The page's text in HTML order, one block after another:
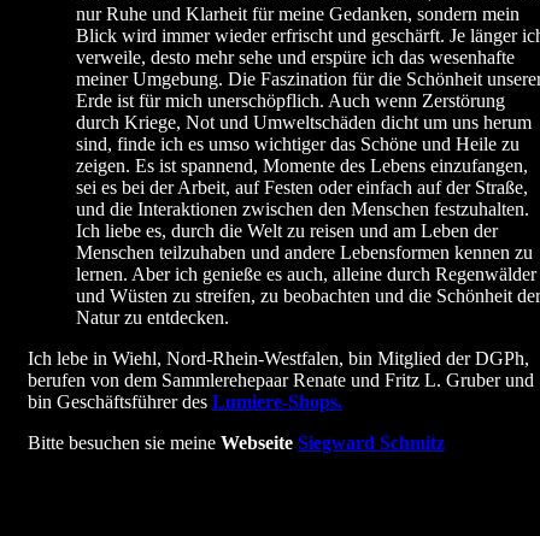
nur Ruhe und Klarheit für meine Gedanken, sondern mein
Blick wird immer wieder erfrischt und geschärft. Je länger
verweile, desto mehr sehe und erspüre ich das wesenhafte
meiner Umgebung. Die Faszination für die Schönheit
Erde ist für mich unerschöpflich. Auch wenn Zerstörung
durch Kriege, Not und Umweltschäden dicht um uns herum
sind, finde ich es umso wichtiger das Schöne und Heile zu
zeigen. Es ist spannend, Momente des Lebens einzufangen,
sei es bei der Arbeit, auf Festen oder einfach auf der Straße,
und die Interaktionen zwischen den Menschen festzuhalten.
Ich liebe es, durch die Welt zu reisen und am Leben der
Menschen teilzuhaben und andere Lebensformen kennen zu
lernen. Aber ich genieße es auch, alleine durch Regenwälder
und Wüsten zu streifen, zu beobachten und die Schönheit der
Natur zu entdecken.
Ich lebe in Wiehl, Nord-Rhein-Westfalen, bin Mitglied der DGPh,
berufen von dem Sammlerehepaar Renate und Fritz L. Gruber und
bin Geschäftsführer des Lumiere-Shops.
Bitte besuchen sie meine Webseite Siegward Schmitz